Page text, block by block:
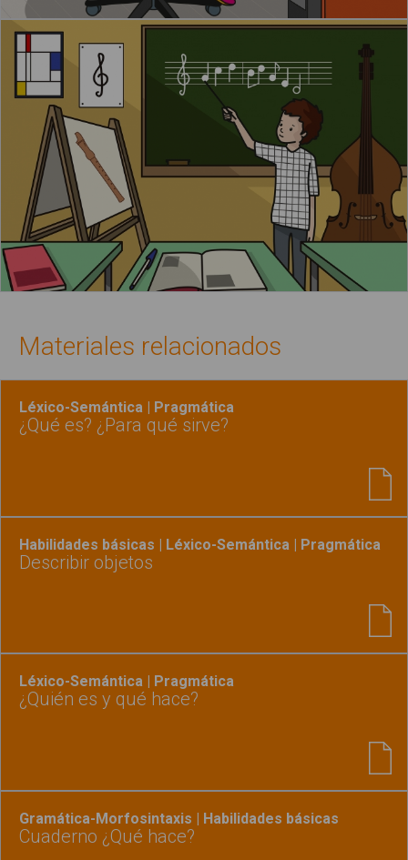
Materiales relacionados
Léxico-Semántica | Pragmática
¿Qué es? ¿Para qué sirve?
Habilidades básicas | Léxico-Semántica | Pragmática
Describir objetos
Léxico-Semántica | Pragmática
¿Quién es y qué hace?
Gramática-Morfosintaxis | Habilidades básicas
Cuaderno ¿Qué hace?